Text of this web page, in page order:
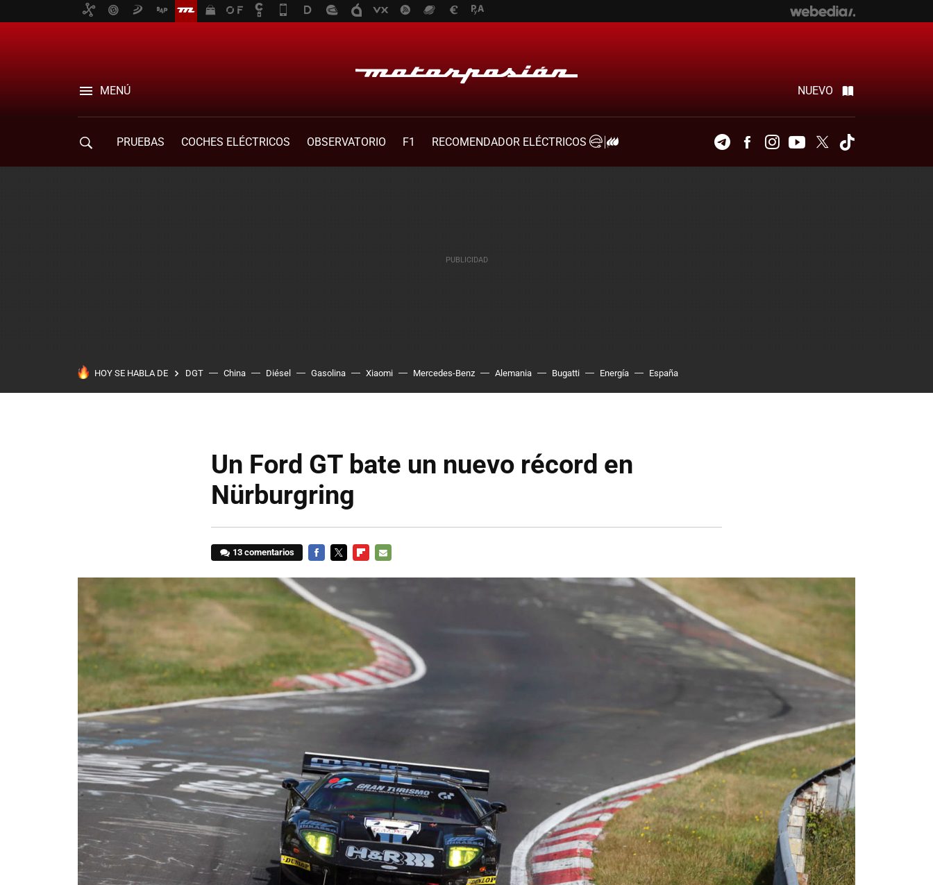
MENÚ NUEVO
PRUEBAS COCHES ELÉCTRICOS OBSERVATORIO F1
RECOMENDADOR ELÉCTRICOS
TelegramFacebookInstagramYoutubeTwitter
HOY SE HABLA DE DGT China Diésel Gasolina Xiaomi Mercedes-Benz Alemania Bugatti Energía España
Un Ford GT bate un nuevo récord en
Nürburgring
13 comentarios